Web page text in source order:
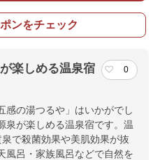
ンをチェック
楽しめる温泉宿
0
感の湯つるや」はいかがでし
泉が楽しめる温泉宿です。温
で殺菌効果や美肌効果が抜
風呂・家族風呂などで自然を